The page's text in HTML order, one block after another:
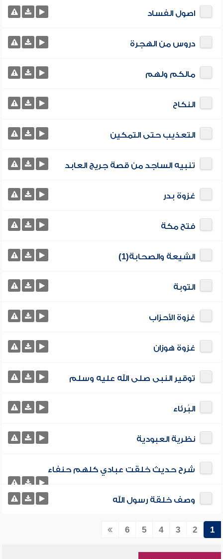
اصول الفساد
دروس من الهجرة
مالكم ولهم
النكاح
التعذيب حتى التمكين
تنبيه الساجد من قصة جريج العابد
غزوة بدر
فتح مكة
الشيعة والصحابة(1)
التوبة
غزوة الأحزاب
غزوة هوزان
توقير النبى صلى الله عليه وسلم
البُرئاء
نظرية العبودية
شرح حديث خلقت عبادي كلهم حنفاء
وصف خلقة رسول الله
1
2
3
4
5
6